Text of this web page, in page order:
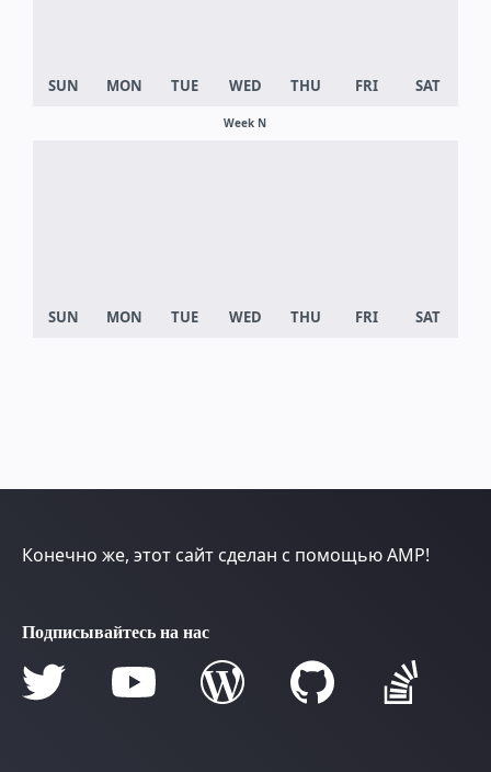
Week N
Конечно же, этот сайт сделан с помощью AMP!
Подписывайтесь на нас